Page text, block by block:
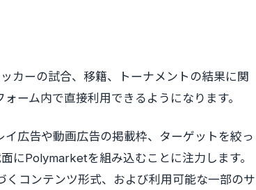
カーの試合、移籍、トーナメントの結果に関
ーム内で直接利用できるようになります。
広告や動画広告の掲載枠、ターゲットを絞っ
にPolymarketを組み込むことに注力します。
コンテンツ形式、および利用可能な一部のサ